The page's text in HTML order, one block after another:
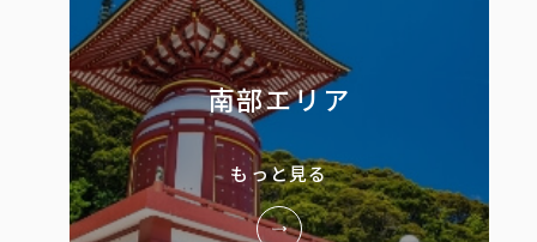
南部エリア
もっと見る